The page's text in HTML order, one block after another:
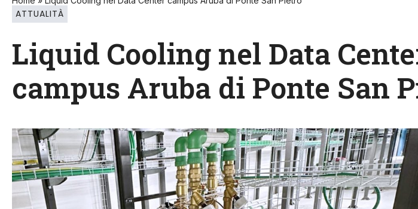
ATTUALITÀ
Liquid Cooling nel Data
campus Aruba di Ponte San